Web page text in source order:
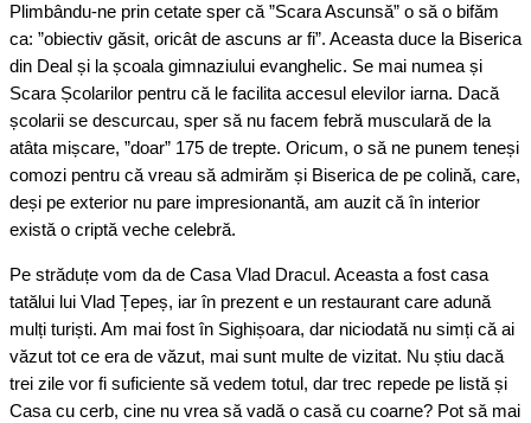
Plimbându-ne prin cetate sper că ”Scara Ascunsă” o să o bifăm
ca: ”obiectiv găsit, oricât de ascuns ar fi”. Aceasta duce la Biserica
din Deal și la școala gimnaziului evanghelic. Se mai numea și
Scara Școlarilor pentru că le facilita accesul elevilor iarna. Dacă
școlarii se descurcau, sper să nu facem febră musculară de la
atâta mișcare, ”doar” 175 de trepte. Oricum, o să ne punem teneși
comozi pentru că vreau să admirăm și Biserica de pe colină, care,
deși pe exterior nu pare impresionantă, am auzit că în interior
există o criptă veche celebră.
Pe străduțe vom da de Casa Vlad Dracul. Aceasta a fost casa
tatălui lui Vlad Țepeș, iar în prezent e un restaurant care adună
mulți turiști. Am mai fost în Sighișoara, dar niciodată nu simți că ai
văzut tot ce era de văzut, mai sunt multe de vizitat. Nu știu dacă
trei zile vor fi suficiente să vedem totul, dar trec repede pe listă și
Casa cu cerb, cine nu vrea să vadă o casă cu coarne? Pot să mai